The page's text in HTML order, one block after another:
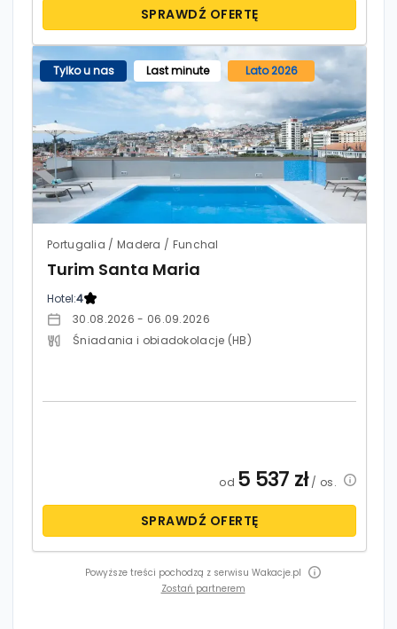
SPRAWDŹ OFERTĘ
Tylko u nas Last minute Lato 2026
Portugalia / Madera / Funchal
Turim Santa Maria
Hotel:4
30.08.2026 - 06.09.2026
Śniadania i obiadokolacje (HB)
od 5 537 zł/ os.
SPRAWDŹ OFERTĘ
Powyższe treści pochodzą z serwisu Wakacje.pl
Zostań partnerem